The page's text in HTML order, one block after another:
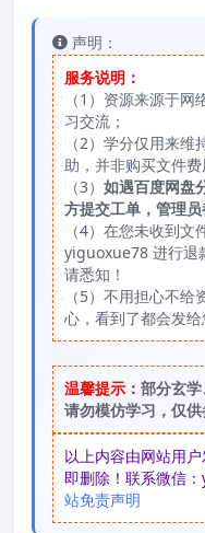
声明：
服务说明：
（1）资源来源于
习交流；
（2）学分仅用来
助，并非购买文件
（3） 如遇百度网盘
方提交工单，管理
（4）在您未收到文
yiguoxue78 进行退
请悉知！
（5）不用担心不
心，看到了都会发给
温馨提示： 部分玄
请勿模仿学习，仅供
以上内容由网站用
即删除！联系微信
站免责声明